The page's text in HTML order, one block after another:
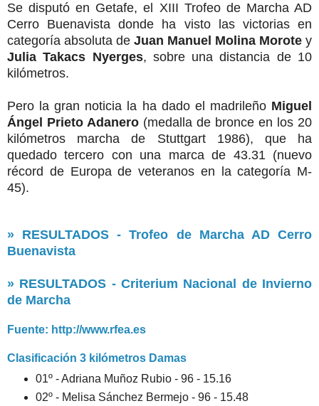
Se disputó en Getafe, el XIII Trofeo de Marcha AD
Cerro Buenavista donde ha visto las victorias en
categoría absoluta de Juan Manuel Molina Morote y
Julia Takacs Nyerges, sobre una distancia de 10
kilómetros.
Pero la gran noticia la ha dado el madrileño Miguel
Ángel Prieto Adanero (medalla de bronce en los 20
kilómetros marcha de Stuttgart 1986), que ha
quedado tercero con una marca de 43.31 (nuevo
récord de Europa de veteranos en la categoría M-
45).
» RESULTADOS - Trofeo de Marcha AD Cerro
Buenavista
» RESULTADOS - Criterium Nacional de Invierno
de Marcha
Fuente: http://www.rfea.es
Clasificación 3 kilómetros Damas
01º - Adriana Muñoz Rubio - 96 - 15.16
02º - Melisa Sánchez Bermejo - 96 - 15.48